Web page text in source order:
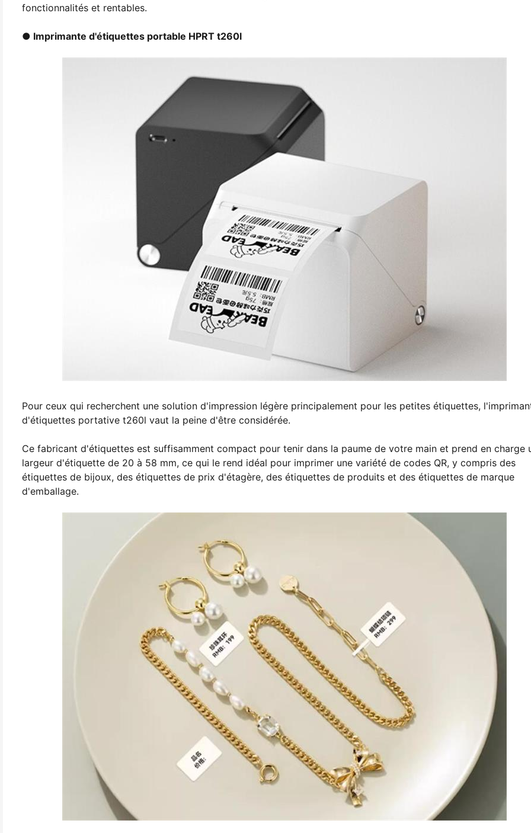
fonctionnalités et rentables.
● Imprimante d'étiquettes portable HPRT t260l
Pour ceux qui recherchent une solution d'impression légère principalement pour les petites étiquettes,
d'étiquettes portative t260l vaut la peine d'être considérée.
Ce fabricant d'étiquettes est suffisamment compact pour tenir dans la paume de votre main et prend en charge
largeur d'étiquette de 20 à 58 mm, ce qui le rend idéal pour imprimer une variété de codes QR, y compris des
étiquettes de bijoux, des étiquettes de prix d'étagère, des étiquettes de produits et des étiquettes de marque
d'emballage.